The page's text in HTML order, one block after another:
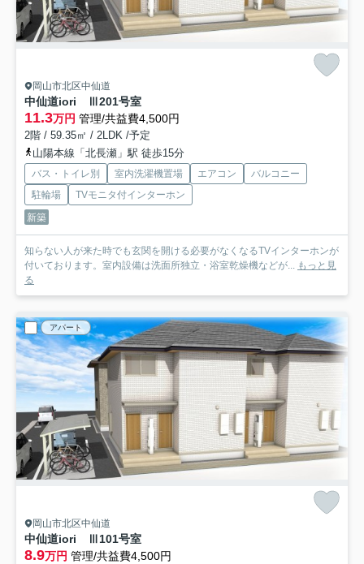
岡山市北区中仙道
中仙道iori Ⅲ201号室
11.3万円 管理/共益費4,500円
2階 / 59.35㎡ / 2LDK /予定
山陽本線「北長瀬」駅 徒歩15分
バス・トイレ別 室内洗濯機置場 エアコン
バルコニー
駐輪場
TVモニタ付インターホン
新築
知らない人が来た時でも玄関を開ける必要がなくなるTVインターホンが
付いております。室内設備は洗面所独立・浴室乾燥機などが...
もっと見
る
アパート
岡山市北区中仙道
中仙道iori Ⅲ101号室
8.9万円 管理/共益費4,500円